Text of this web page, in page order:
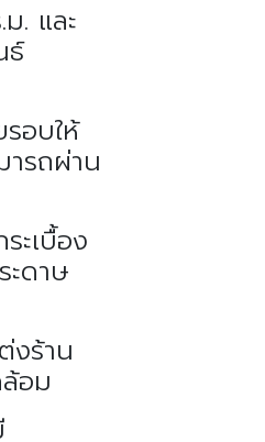
. และ
ธ์
อบให้
ารถผ่าน
ะเบื้อง
ะดาษ
งร้าน
อม